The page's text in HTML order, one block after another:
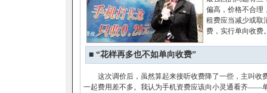
偏高，价格不合理
租费应当减少或取
费，实行单向收费
■ “花样再多也不如单向收费”
这次调价后，虽然算起来接听收费降了一些，主叫收
一起费用差不多。我认为手机资费应该向小灵通看齐——